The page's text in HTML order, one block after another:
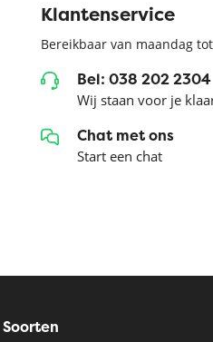
Klantenservice
Bereikbaar van maandag
Bel: 038 202 2304
Wij staan voor je
Chat met ons
Start een chat
Soorten